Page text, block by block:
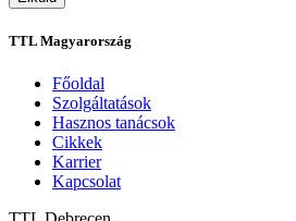
TTL Magyarország
Főoldal
Szolgáltatások
Hasznos tanácsok
Cikkek
Karrier
Kapcsolat